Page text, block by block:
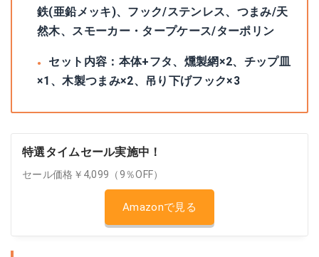
鉄(亜鉛メッキ)、フック/ステンレス、つまみ/天
然木、スモーカー・タープケース/ターポリン
セット内容：本体+フタ、燻製網×2、チップ皿
×1、木製つまみ×2、吊り下げフック×3
特選タイムセール実施中！
セール価格￥4,099（9％OFF）
Amazonで見る